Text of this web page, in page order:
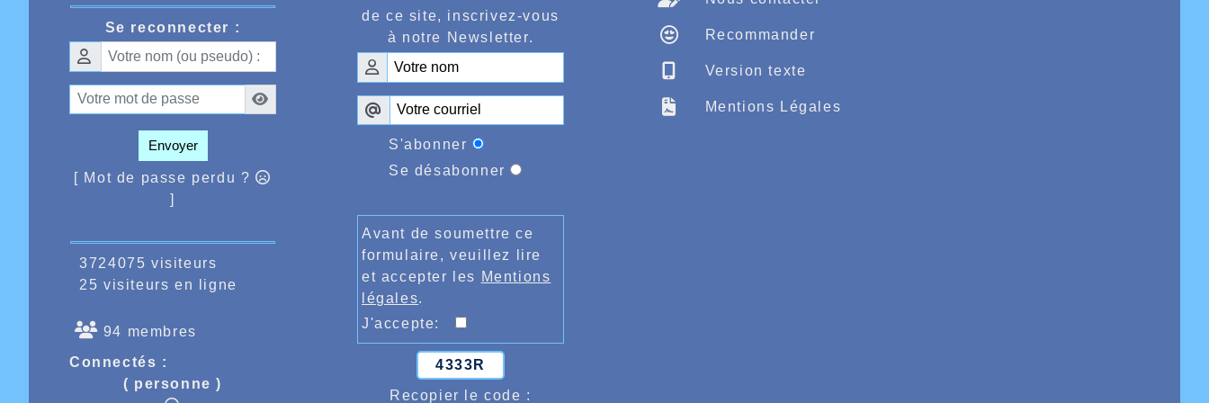
Se reconnecter :
Envoyer
[ Mot de passe perdu ?
]
3724075 visiteurs
25 visiteurs en ligne
94 membres
Connectés :
( personne )
de ce site, inscrivez-vous
à notre Newsletter.
S'abonner
Se désabonner
Avant de soumettre ce
formulaire, veuillez lire
et accepter les Mentions
légales.
J'accepte:
4333R
Recopier le code :
Recommander
Version texte
Mentions Légales